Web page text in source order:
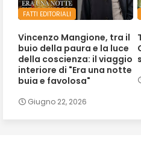
FATTI EDITORIALI
Vincenzo Mangione, tra il
buio della paura e la luce
della coscienza: il viaggio
interiore di "Era una notte
buia e favolosa"
Giugno 22, 2026